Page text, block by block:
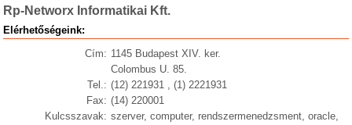
Rp-Networx Informatikai Kft.
Elérhetőségeink:
Cím: 1145 Budapest XIV. ker.
Colombus U. 85.
Tel.: (12) 221931 , (1) 2221931
Fax: (14) 220001
Kulcsszavak: szerver, computer, rendszermenedzsment, oracle,